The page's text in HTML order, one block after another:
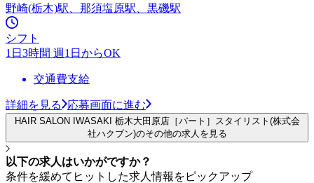
野崎(栃木)駅、那須塩原駅、黒磯駅
シフト
1日3時間 週1日からOK
交通費支給
詳細を見る 応募画面に進む
HAIR SALON IWASAKI 栃木大田原店［パート］スタイリスト(株式会
社ハクブン)のその他の求人を見る
以下の求人はいかがですか？
条件を緩めてヒットした求人情報をピックアップ